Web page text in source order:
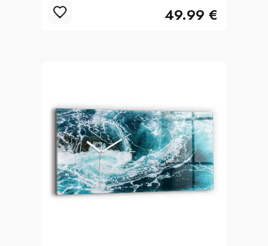
49.99 €